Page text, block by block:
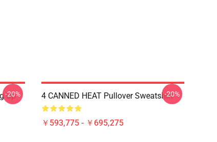
Up
-20% 4 CANNED HEAT Pullover Sweatshirt
￥593,775 - ￥695,275
-20%